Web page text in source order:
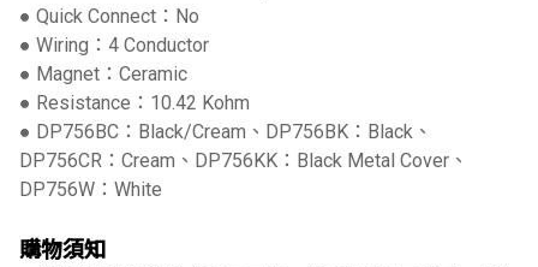
● Quick Connect：No
● Wiring：4 Conductor
● Magnet：Ceramic
● Resistance：10.42 Kohm
● DP756BC：Black/Cream、DP756BK：Black、
DP756CR：Cream、DP756KK：Black Metal Cover、
DP756W：White
購物須知